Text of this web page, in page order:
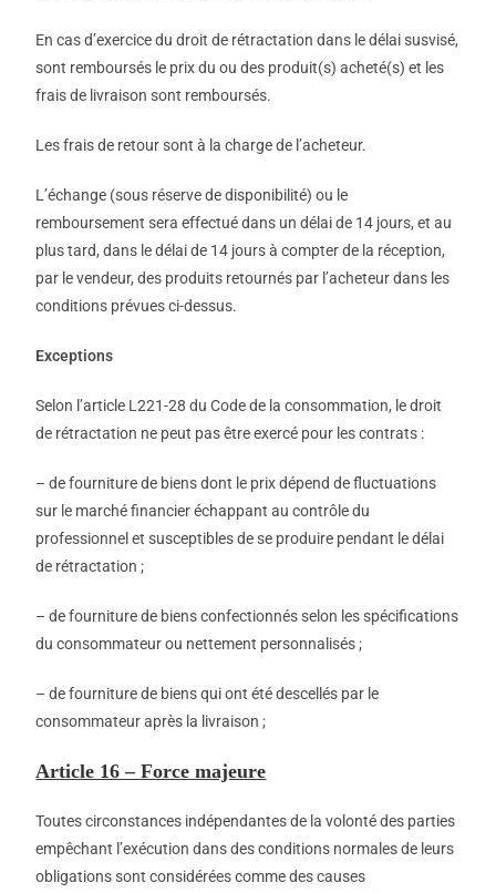
En cas d’exercice du droit de rétractation dans le délai susvisé,
sont remboursés le prix du ou des produit(s) acheté(s) et les
frais de livraison sont remboursés.
Les frais de retour sont à la charge de l’acheteur.
L’échange (sous réserve de disponibilité) ou le
remboursement sera effectué dans un délai de 14 jours, et au
plus tard, dans le délai de 14 jours à compter de la réception,
par le vendeur, des produits retournés par l’acheteur dans les
conditions prévues ci-dessus.
Exceptions
Selon l’article L221-28 du Code de la consommation, le droit
de rétractation ne peut pas être exercé pour les contrats :
– de fourniture de biens dont le prix dépend de fluctuations
sur le marché financier échappant au contrôle du
professionnel et susceptibles de se produire pendant le délai
de rétractation ;
– de fourniture de biens confectionnés selon les spécifications
du consommateur ou nettement personnalisés ;
– de fourniture de biens qui ont été descellés par le
consommateur après la livraison ;
Article 16 – Force majeure
Toutes circonstances indépendantes de la volonté des parties
empêchant l’exécution dans des conditions normales de leurs
obligations sont considérées comme des causes